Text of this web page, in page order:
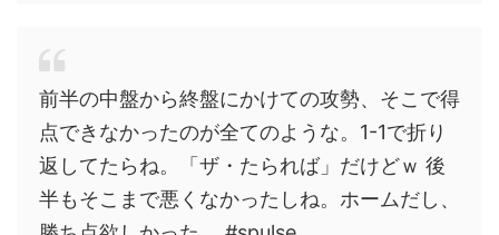
前半の中盤から終盤にかけての攻勢、そこで得
点できなかったのが全てのような。1-1で折り
返してたらね。「ザ・たられば」だけどｗ 後
半もそこまで悪くなかったしね。ホームだし、